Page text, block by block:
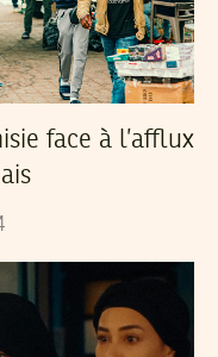
face à l’afflux